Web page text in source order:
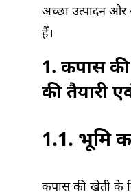
अच्छा उत्पादन और
हैं।
1. कपास
की तैयारी
1.1. भूमि
कपास की खेती के